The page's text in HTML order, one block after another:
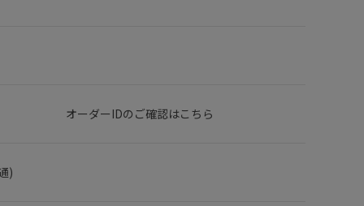
オーダーIDのご確認はこちら
)